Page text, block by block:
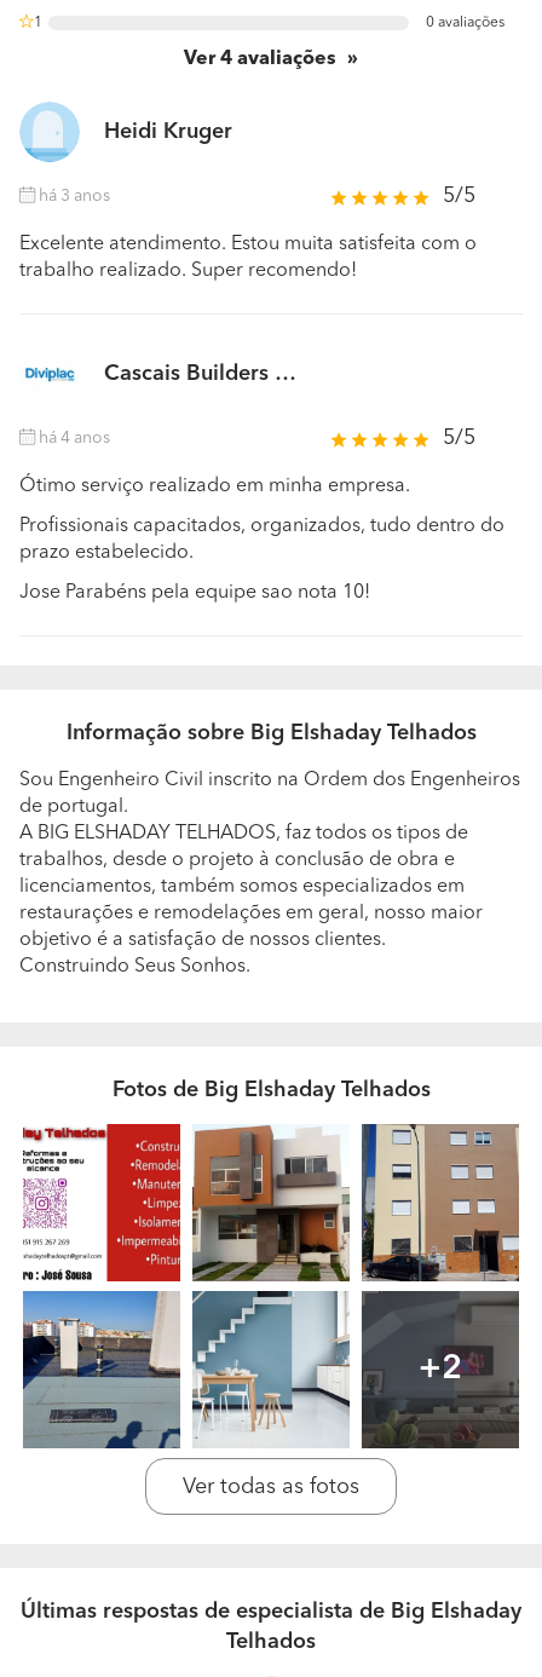
1 0 avaliações
Ver4 avaliações
Heidi Kruger
há 3 anos 5/5
Excelente atendimento. Estou muita satisfeita com o
trabalho realizado. Super recomendo!
Cascais Builders
há 4 anos 5/5
Ótimo serviço realizado em minha empresa.
Profissionais capacitados, organizados, tudo dentro do
prazo estabelecido.
Jose Parabéns pela equipe sao nota 10!
Informação sobre Big Elshaday Telhados
Sou Engenheiro Civil inscrito na Ordem dos Engenheiros
de portugal.
A BIG ELSHADAY TELHADOS, faz todos os tipos de
trabalhos, desde o projeto à conclusão de obra e
licenciamentos, também somos especializados em
restaurações e remodelações em geral, nosso maior
objetivo é a satisfação de nossos clientes.
Construindo Seus Sonhos.
Fotos de Big Elshaday Telhados
+2
Ver todas as fotos
Últimas respostas de especialista de Big Elshaday
Telhados